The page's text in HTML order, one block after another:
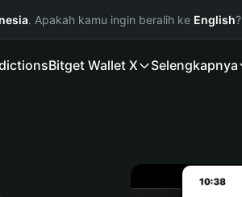
. Apakah kamu ingin beralih ke English?
Bitget Wallet X Selengkapnya